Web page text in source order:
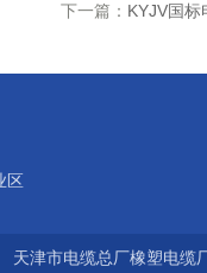
下一篇： KYJV国
区
天津市电缆总厂橡塑电